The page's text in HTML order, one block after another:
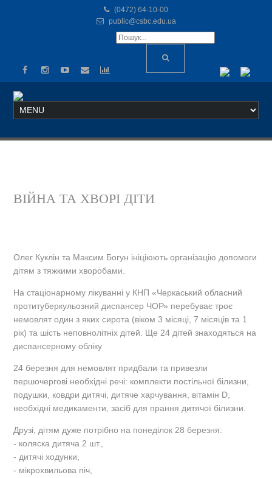
(0472) 64-10-00
public@csbc.edu.ua
ВІЙНА ТА ХВОРІ ДІТИ
Олег Куклін та Максим Богун ініціюють організацію допомоги
дітям з тяжкими хворобами.
На стаціонарному лікуванні у КНП «Черкаський обласний
протитуберкульозний диспансер ЧОР» перебуває троє
немовлят один з яких сирота (віком 3 місяці, 7 місяців та 1
рік) та шість неповнолітніх дітей. Ще 24 дітей знаходяться на
диспансерному обліку
24 березня для немовлят придбали та привезли
першочергові необхідні речі: комплекти постільної білизни,
подушки, ковдри дитячі, дитяче харчування, вітамін D,
необхідні медикаменти, засіб для прання дитячої білизни.
Друзі, дітям дуже потрібно на понеділок 28 березня:
- коляска дитяча 2 шт.,
- дитячі ходунки,
- мікрохвильова піч,